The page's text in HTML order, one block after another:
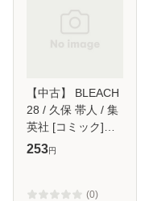
【中古】 BLEACH
28 / 久保 帯人 / 集
英社 [コミック]
【メール便送料無
253円
(0)